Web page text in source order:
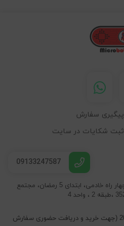
پیگیری سفارش
ثبت شکایات در سایت
09133247587
نشانی: اصفهان خیابان فروغی، چهار راه خادمی، ابتدای 5 رمضان، مجتمع
ساعات مراجعه 9 الی 13 // 17 الی 20 (جهت خرید و دریافت حضوری سفارش